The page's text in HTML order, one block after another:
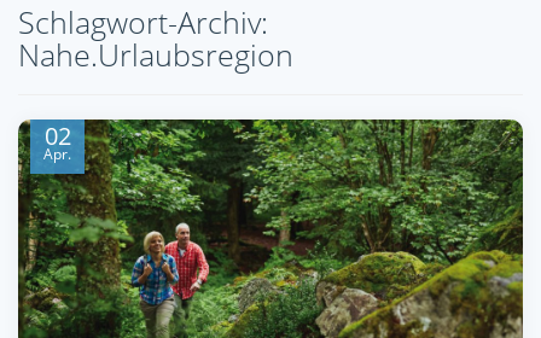
Schlagwort-Archiv:
Nahe.Urlaubsregion
02
Apr.